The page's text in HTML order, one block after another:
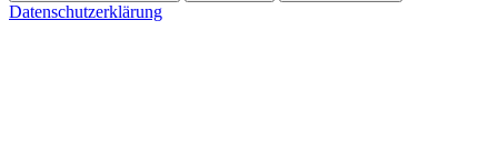
Datenschutzerklärung